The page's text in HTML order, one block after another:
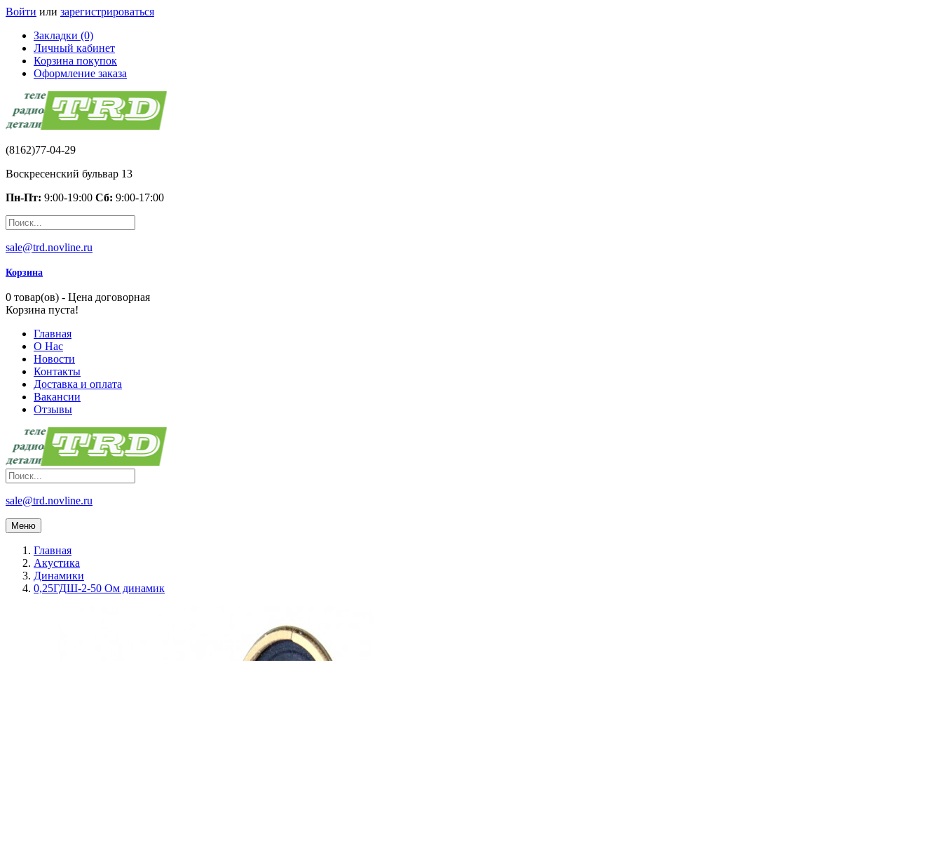
Войти или зарегистрироваться
Закладки (0)
Личный кабинет
Корзина покупок
Оформление заказа
(8162)77-04-29
Воскресенский бульвар 13
Пн-Пт: 9:00-19:00 Сб: 9:00-17:00
sale@trd.novline.ru
Корзина
0 товар(ов) - Цена договорная
Корзина пуста!
Главная
О Нас
Новости
Контакты
Доставка и оплата
Вакансии
Отзывы
sale@trd.novline.ru
Меню
Главная
Акустика
Динамики
0,25ГДШ-2-50 Ом динамик